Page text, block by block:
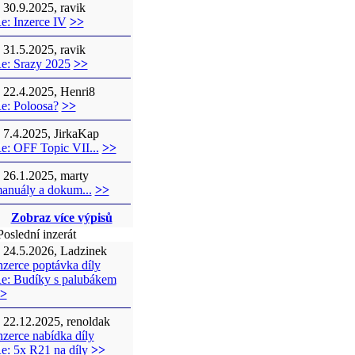
30.9.2025, ravik
Inzerce IV >>
31.5.2025, ravik
Srazy 2025 >>
22.4.2025, Henri8
Poloosa? >>
7.4.2025, JirkaKap
OFF Topic VII... >>
26.1.2025, marty
a dokum... >>
Zobraz více výpisů
inzerát
24.5.2026, Ladzinek
poptávka díly
Budíky s palubákem
22.12.2025, renoldak
nabídka díly
5x R21 na díly >>